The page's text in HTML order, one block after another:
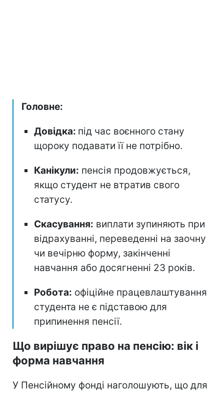
Головне:
Довідка: під час воєнного стану
щороку подавати її не потрібно.
Канікули: пенсія продовжується,
якщо студент не втратив свого
статусу.
Скасування: виплати зупиняють при
відрахуванні, переведенні на заочну
чи вечірню форму, закінченні
навчання або досягненні 23 років.
Робота: офіційне працевлаштування
студента не є підставою для
припинення пенсії.
Що вирішує право на пенсію: вік і
форма навчання
У Пенсійному фонді наголошують, що для